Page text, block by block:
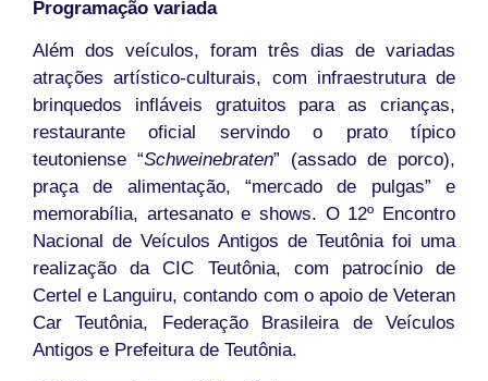
Programação variada
Além dos veículos, foram três dias de variadas
atrações artístico-culturais, com infraestrutura de
brinquedos infláveis gratuitos para as crianças,
restaurante oficial servindo o prato típico
teutoniense “Schweinebraten” (assado de porco),
praça de alimentação, “mercado de pulgas” e
memorabília, artesanato e shows. O 12º Encontro
Nacional de Veículos Antigos de Teutônia foi uma
realização da CIC Teutônia, com patrocínio de
Certel e Languiru, contando com o apoio de Veteran
Car Teutônia, Federação Brasileira de Veículos
Antigos e Prefeitura de Teutônia.